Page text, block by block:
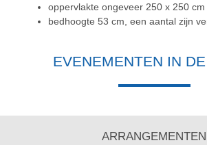
oppervlakte ongeveer 250 x 250 cm
bedhoogte 53 cm, een aantal zijn
EVENEMENTEN IN
ARRANGEMENTEN